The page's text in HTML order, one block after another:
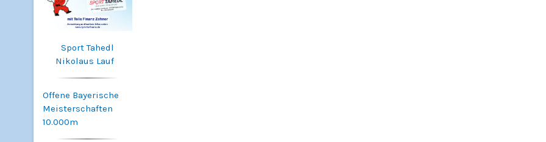
Sport Tahedl
Nikolaus Lauf
Offene Bayerische
Meisterschaften
10.000m